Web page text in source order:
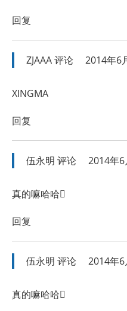
回复
ZJAAA评论 2014年6
XINGMA
回复
伍永明 评论 2014年
真的嘛哈哈
回复
伍永明 评论 2014年
真的嘛哈哈